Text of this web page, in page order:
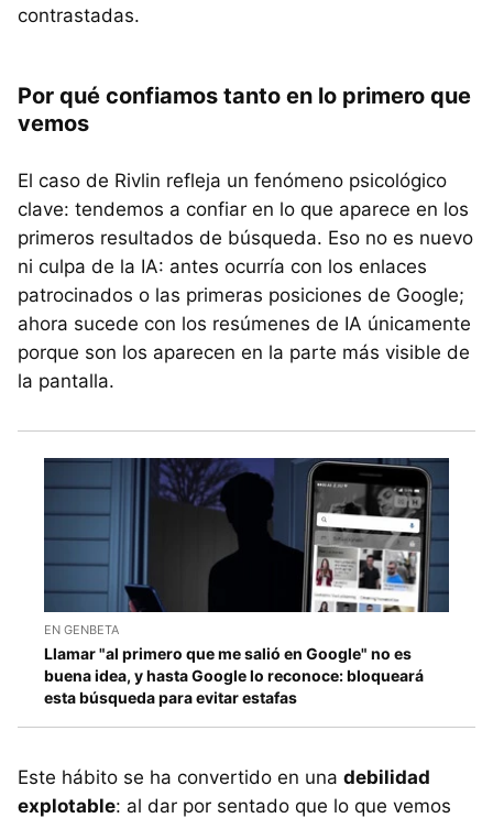
contrastadas.
Por qué confiamos tanto en lo primero que
vemos
El caso de Rivlin refleja un fenómeno psicológico
clave: tendemos a confiar en lo que aparece en los
primeros resultados de búsqueda. Eso no es nuevo
ni culpa de la IA: antes ocurría con los enlaces
patrocinados o las primeras posiciones de Google;
ahora sucede con los resúmenes de IA únicamente
porque son los aparecen en la parte más visible de
la pantalla.
EN GENBETA
Llamar "al primero que me salió en Google" no es
buena idea, y hasta Google lo reconoce: bloqueará
esta búsqueda para evitar estafas
Este hábito se ha convertido en una debilidad
explotable: al dar por sentado que lo que vemos